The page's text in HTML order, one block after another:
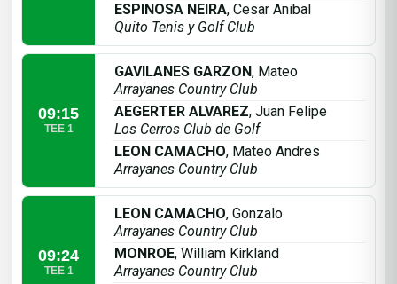
ESPINOSA NEIRA, Cesar Anibal
Quito Tenis y Golf Club
09:15
TEE 1
GAVILANES GARZON, Mateo
Arrayanes Country Club
AEGERTER ALVAREZ, Juan Felipe
Los Cerros Club de Golf
LEON CAMACHO, Mateo Andres
Arrayanes Country Club
09:24
TEE 1
LEON CAMACHO, Gonzalo
Arrayanes Country Club
MONROE, William Kirkland
Arrayanes Country Club